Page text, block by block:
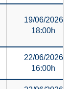
19/06/2026
18:00h
22/06/2026
16:00h